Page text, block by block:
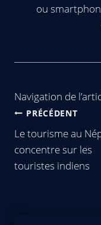
ou
Navigation de
PRÉCÉDENT
Le tourisme au
concentre sur les
touristes indiens